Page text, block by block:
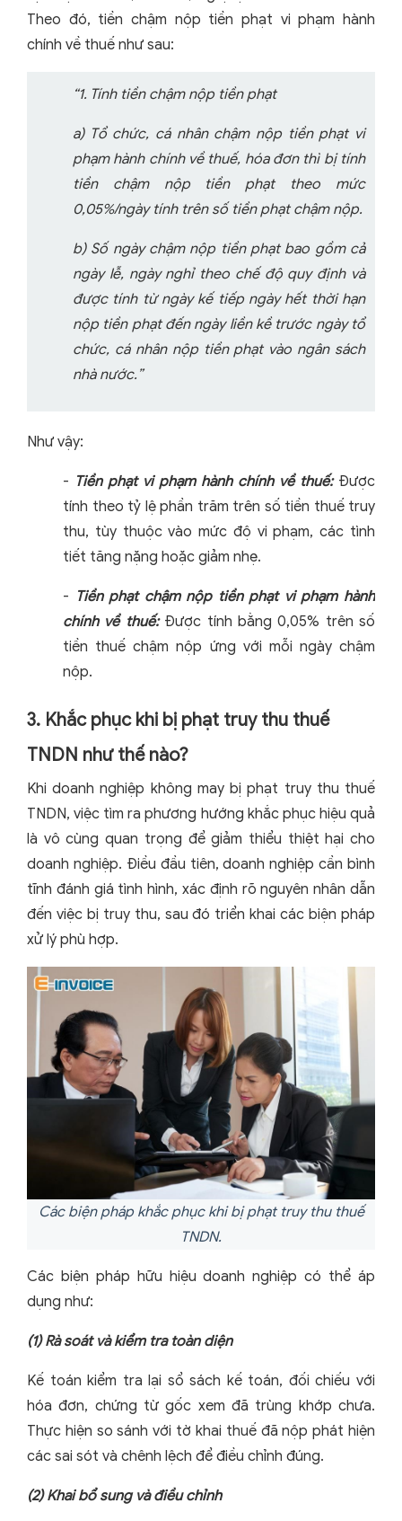
Theo đó, tiền chậm nộp tiền phạt vi phạm hành
chính về thuế như sau:
“1. Tính tiền chậm nộp tiền phạt
a) Tổ chức, cá nhân chậm nộp tiền phạt vi
phạm hành chính về thuế, hóa đơn thì bị tính
tiền chậm nộp tiền phạt theo mức
0,05%/ngày tính trên số tiền phạt chậm nộp.
b) Số ngày chậm nộp tiền phạt bao gồm cả
ngày lễ, ngày nghỉ theo chế độ quy định và
được tính từ ngày kế tiếp ngày hết thời hạn
nộp tiền phạt đến ngày liền kề trước ngày tổ
chức, cá nhân nộp tiền phạt vào ngân sách
nhà nước.”
Như vậy:
- Tiền phạt vi phạm hành chính về thuế:Được
tính theo tỷ lệ phần trăm trên số tiền thuế truy
thu, tùy thuộc vào mức độ vi phạm, các tình
tiết tăng nặng hoặc giảm nhẹ.
- Tiền phạt chậm nộp tiền phạt vi phạm hành
chính về thuế: Được tính bằng 0,05% trên số
tiền thuế chậm nộp ứng với mỗi ngày chậm
nộp.
3. Khắc phục khi bị phạt truy thu thuế
TNDN như thế nào?
Khi doanh nghiệp không may bị phạt truy thu thuế
TNDN, việc tìm ra phương hướng khắc phục hiệu quả
là vô cùng quan trọng để giảm thiểu thiệt hại cho
doanh nghiệp. Điều đầu tiên, doanh nghiệp cần bình
tĩnh đánh giá tình hình, xác định rõ nguyên nhân dẫn
đến việc bị truy thu, sau đó triển khai các biện pháp
xử lý phù hợp.
Các biện pháp khắc phục khi bị phạt truy thu thuế
TNDN.
Các biện pháp hữu hiệu doanh nghiệp có thể áp
dụng như:
(1) Rà soát và kiểm tra toàn diện
Kế toán kiểm tra lại sổ sách kế toán, đối chiếu với
hóa đơn, chứng từ gốc xem đã trùng khớp chưa.
Thực hiện so sánh với tờ khai thuế đã nộp phát hiện
các sai sót và chênh lệch để điều chỉnh đúng.
(2) Khai bổ sung và điều chỉnh